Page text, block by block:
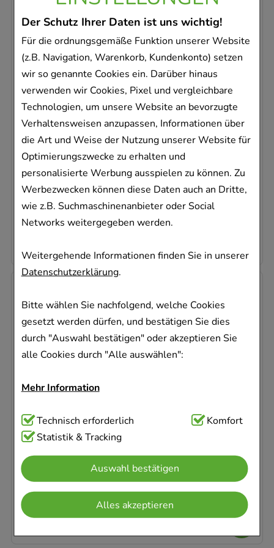
Der Schutz Ihrer Daten ist uns wichtig!
Für die ordnungsgemäße Funktion unserer Website
(z.B. Navigation, Warenkorb, Kundenkonto) setzen
wir so genannte Cookies ein. Darüber hinaus
verwenden wir Cookies, Pixel und vergleichbare
Technologien, um unsere Website an bevorzugte
Verhaltensweisen anzupassen, Informationen über
die Art und Weise der Nutzung unserer Website für
Optimierungszwecke zu erhalten und
personalisierte Werbung ausspielen zu können. Zu
Werbezwecken können diese Daten auch an Dritte,
wie z.B. Suchmaschinenanbieter oder Social
Networks weitergegeben werden.
Weitergehende Informationen finden Sie in unserer
Datenschutzerklärung.
Bitte wählen Sie nachfolgend, welche Cookies
gesetzt werden dürfen, und bestätigen Sie dies
durch "Auswahl bestätigen" oder akzeptieren Sie
alle Cookies durch "Alle auswählen":
Mehr Information
Technisch Notwendig:Hierbei handelt es sich um
Cookies, die für die Grundfunktionen unserer
Website notwendig sind (z.B. Navigation,
Warenkorb, Kundenkonto), weshalb auf diese nicht
verzichtet werden kann.
Komfort:Diese Cookies werden genutzt um das
Einkaufserlebnis noch ansprechender zu gestalten,
Technisch erforderlich
Komfort
Statistik & Tracking
Auswahl bestätigen
Alles akzeptieren
ORTHOMOL Vital F
Granulat/Kap./Tabl.Kombip.15 Tage
Orthomol pharmazeutische
1St
Kombipackung
01319637
Sofort lieferbar
: 38,99 €
31,74 €pro 1 Stk
ORTHOMOL chondroplus
Kombip.Granulat/Kapseln 30 St
1
Kombipackung
18052351
Sofort lieferbar
57,12 €¹
AVP